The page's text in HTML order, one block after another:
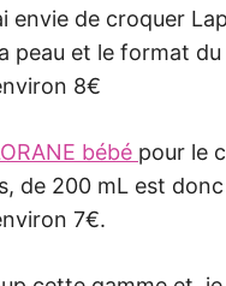
envie de croquer
peau et le format
8€
bébé pour le
de 200 mL est
7€.